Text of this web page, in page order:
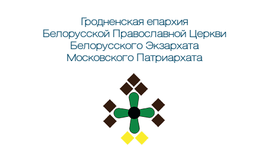
Гродненская епархия
Белорусской Православной Церкви
Белорусского Экзархата
Московского Патриархата